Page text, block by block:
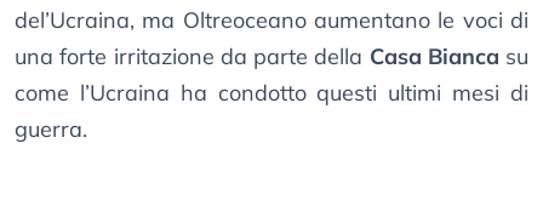
del’Ucraina, ma Oltreoceano aumentano le voci di
una forte irritazione da parte della Casa Bianca su
come l’Ucraina ha condotto questi ultimi mesi di
guerra.